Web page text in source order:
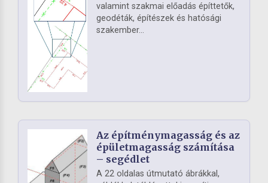
valamint szakmai előadás építtetők,
geodéták, építészek és hatósági
szakember...
Az építménymagasság és az
épületmagasság számítása
– segédlet
A 22 oldalas útmutató ábrákkal,